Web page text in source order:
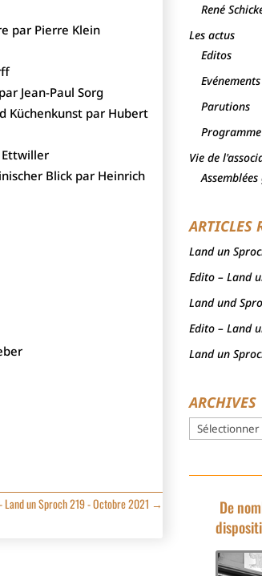
par Pierre Klein
Jean-Paul Sorg
Küchenkunst par Hubert
Ettwiller
Blick par Heinrich
Land un Sproch 219 - Octobre 2021 →
René
Les actus
Editos
Evénements
Parutions
Vie de
ARTICLES
Land un
Edito – Land
Land und
Edito – Land
Land un
ARCHIVES
Archives
De